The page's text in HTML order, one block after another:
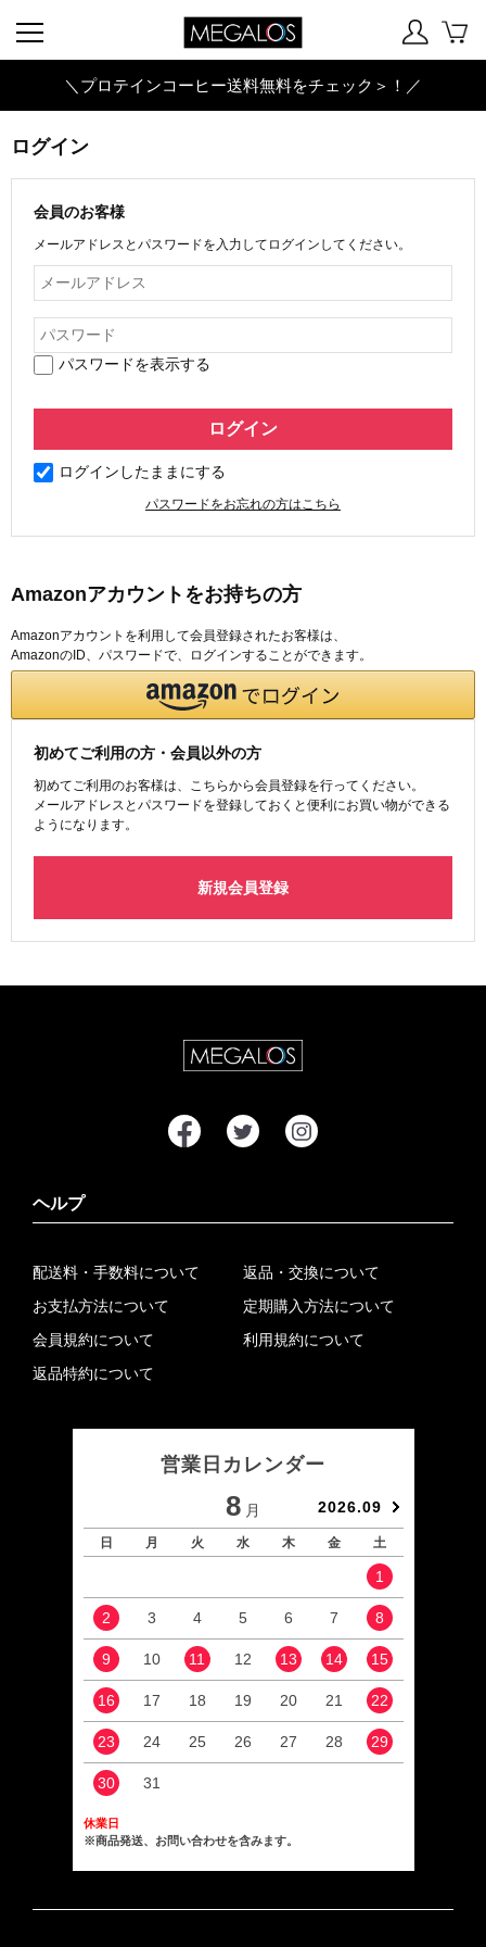
＼プロテインコーヒー送料無料をチェック＞！／
ログイン
会員のお客様
メールアドレスとパスワードを入力してログインしてください。
パスワードを表示する
ログインしたままにする
パスワードをお忘れの方はこちら
Amazonアカウントをお持ちの方
Amazonアカウントを利用して会員登録されたお客様は、
AmazonのID、パスワードで、ログインすることができます。
初めてご利用の方・会員以外の方
初めてご利用のお客様は、こちらから会員登録を行ってください。
メールアドレスとパスワードを登録しておくと便利にお買い物ができる
ようになります。
ヘルプ
配送料・手数料について
お支払方法について
会員規約について
返品特約について
返品・交換について
定期購入方法について
利用規約について
営業日カレンダー
8 月 2026.09
日 月 火 水 木 金 土
1
2 3 4 5 6 7 8
9 10 11 12 13 14 15
16 17 18 19 20 21 22
23 24 25 26 27 28 29
30 31
休業日
※商品発送、お問い合わせを含みます。